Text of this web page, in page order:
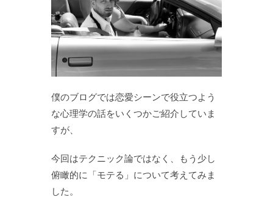
僕のブログでは恋愛シーンで役立つよう
な心理学の話をいくつかご紹介していま
すが、
今回はテクニック論ではなく、もう少し
俯瞰的に「モテる」について考えてみま
した。